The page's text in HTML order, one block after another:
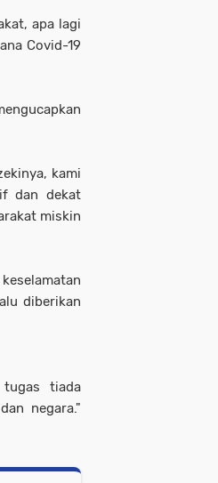
apa lagi
Covid-19
kami
dan dekat
miskin
diberikan
tugas tiada
negara."